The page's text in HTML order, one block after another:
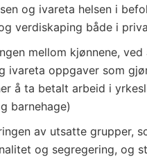
og ivareta helsen i
verdiskaping både i
mellom kjønnene,
ivareta oppgaver som
å ta betalt arbeid i
barnehage)
av utsatte grupper,
og segregering, og